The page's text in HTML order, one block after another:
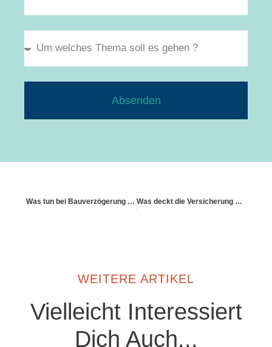
Absenden
Was tun bei Bauverzögerung und laufender Police? Was deckt die Versicherung bei Brand
WEITERE ARTIKEL
Vielleicht Interessiert
Dich Auch...